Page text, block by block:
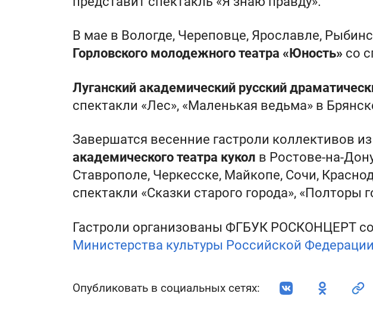
В мае в Вологде, Череповце, Ярославле,
Горловского молодежного театра «Юность» со
Луганский академический русский
спектакли «Лес», «Маленькая ведьма» в
Завершатся весенние гастроли коллективов
академического театра кукол в Ростове-на-
Ставрополе, Черкесске, Майкопе, Сочи,
спектакли «Сказки старого города», «Полторы
Гастроли организованы ФГБУК РОСКОНЦЕРТ
Министерства культуры Российской
Опубликовать в социальных сетях: